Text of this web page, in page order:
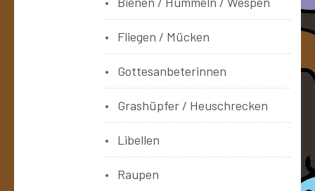
Fliegen / Mücken
Gottesanbeterinnen
Grashüpfer / Heuschrecken
Libellen
Raupen